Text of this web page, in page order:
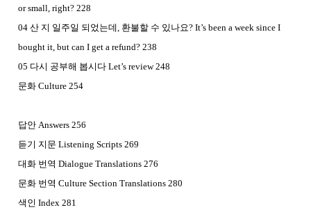
or small, right? 228
04 산 지 일주일 되었는데, 환불할 수 있나요? It’s been a week since I
bought it, but can I get a refund? 238
05 다시 공부해 봅시다 Let’s review 248
문화 Culture 254
답안 Answers 256
듣기 지문 Listening Scripts 269
대화 번역 Dialogue Translations 276
문화 번역 Culture Section Translations 280
색인 Index 281